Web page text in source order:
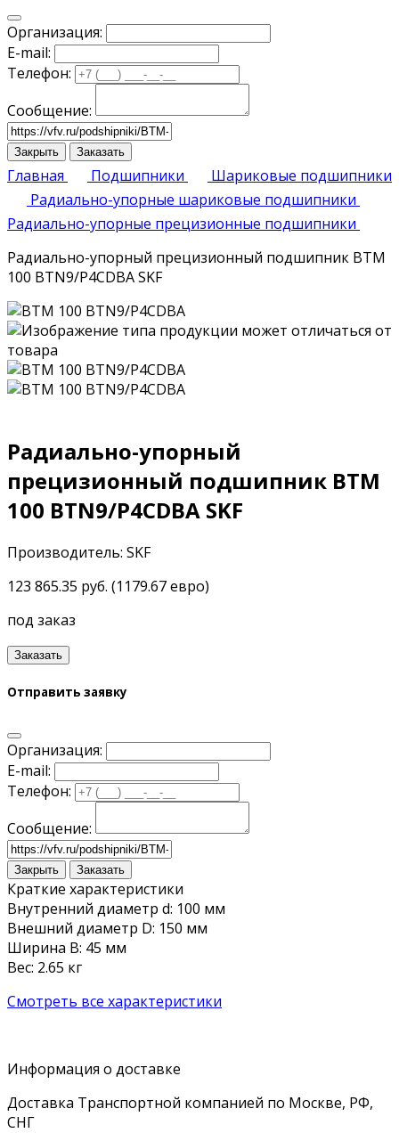
Организация:
E-mail:
Телефон:
Сообщение:
Закрыть Заказать
Главная Подшипники
Шариковые подшипники
Радиально-упорные шариковые подшипники
Радиально-упорные прецизионные подшипники
Радиально-упорный прецизионный подшипник BTM
100 BTN9/P4CDBA SKF
Радиально-упорный
прецизионный подшипник BTM
100 BTN9/P4CDBA SKF
Производитель: SKF
123 865.35 руб. (1179.67 евро)
под заказ
Заказать
Отправить заявку
Организация:
E-mail:
Телефон:
Сообщение:
Закрыть Заказать
Краткие характеристики
Внутренний диаметр d: 100 мм
Внешний диаметр D: 150 мм
Ширина B: 45 мм
Вес: 2.65 кг
Смотреть все характеристики
Информация о доставке
Доставка Транспортной компанией по Москве, РФ,
СНГ